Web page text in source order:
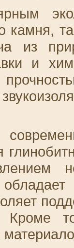
камня,
из
и